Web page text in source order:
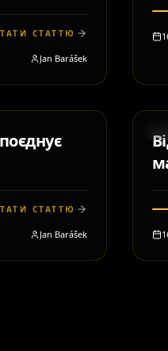
СТАТТЮ
Jan Barášek
СТАТТЮ
Jan Barášek